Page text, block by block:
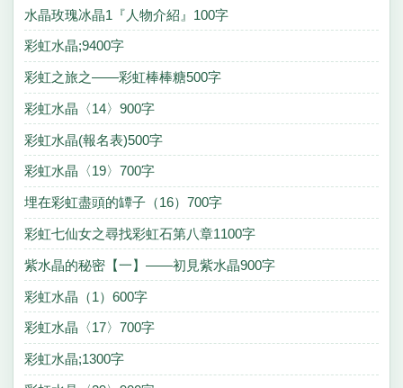
水晶玫瑰冰晶1『人物介紹』100字
彩虹水晶;9400字
彩虹之旅之——彩虹棒棒糖500字
彩虹水晶〈14〉900字
彩虹水晶(報名表)500字
彩虹水晶〈19〉700字
埋在彩虹盡頭的罈子（16）700字
彩虹七仙女之尋找彩虹石第八章1100字
紫水晶的秘密【一】——初見紫水晶900字
彩虹水晶（1）600字
彩虹水晶〈17〉700字
彩虹水晶;1300字